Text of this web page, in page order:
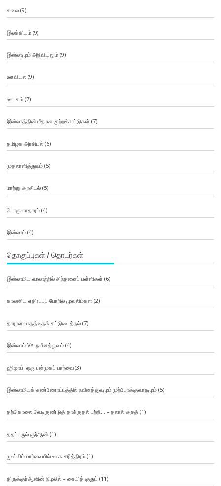
கலை(9)
இலக்கியம்(9)
இஸ்லாமும் அறிவியலும்(9)
உளவியல்(9)
ஊடகம்(7)
இஸ்லாத்தின் மீதான குற்றச்சாட்டுகள் (7)
தமிழக அரசியல்(6)
முதலாளித்துவம்(5)
மாற்று அரசியல்(5)
பொருளாதாரம்(4)
இஸ்லாம்(4)
தொகுப்புகள் / தொடர்கள்
இஸ்லாமிய வரலாற்றில் சிந்தனைப் பள்ளிகள் (6)
காலனிய எதிர்ப்புப் போரில் முஸ்லிம்கள் (2)
தாராளவாதத்தைக் கட்டுடைத்தல்(7)
இஸ்லாம் Vs. நவீனத்துவம்(4)
ஹிஜாப்: ஒரு பன்முகப் பார்வை(3)
இஸ்லாமியக் கண்ணோட்டத்தில் நவீனத்துவமும் முற்போக்குவாதமும்(5)
தற்கொலை வெடிகுண்டுத் தாக்குதல் பற்றி… – தலால் அசத் (1)
ததப்புருல் குர்ஆன் (1)
முஸ்லிம் பார்வையில் உலக சரித்திரம்(1)
திருக்குர்ஆனின் நிழலில் – சையித் குதுப் (11)